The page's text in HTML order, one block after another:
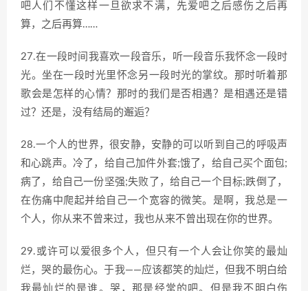
吧人们不懂这样一旦欲求不满，先爱吧之后感伤之后再
算，之后再算……
27.在一段时间我喜欢一段音乐，听一段音乐我怀念一段时
光。坐在一段时光里怀念另一段时光的掌纹。那时听着那
歌会是怎样的心情？那时的我们是否相遇？是相遇还是错
过？还是，没有结局的邂逅？
28.一个人的世界，很安静，安静的可以听到自己的呼吸声
和心跳声。冷了，给自己加件外套;饿了，给自己买个面包;
病了，给自己一份坚强;失败了，给自己一个目标;跌倒了，
在伤痛中爬起并给自己一个宽容的微笑。是啊，我总是一
个人，你从来不曾来过，我也从来不曾出现在你的世界。
29.或许可以爱很多个人，但只有一个人会让你笑的最灿
烂，哭的最伤心。于我——应该都笑的灿烂，但我不明白给
我最灿烂的是谁。哭，那是经常的吧。但是我不明白伤